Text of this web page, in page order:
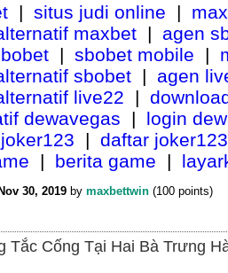
| situs judi online |
maxbet | agen
| sbobet mobile |
sbobet | agen
live22 |
dewavegas | login
joker123 | daftar joker123
| berita game |
30, 2019 by maxbettwin (100 points)
Tắc Cống Tại Hai Bà Trưng